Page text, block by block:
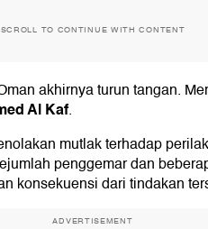
SCROLL TO CONTINUE WITH CONTENT
akhirnya turun tangan.
Al Kaf.
mutlak terhadap
penggemar dan
konsekuensi dari tindakan
ADVERTISEMENT